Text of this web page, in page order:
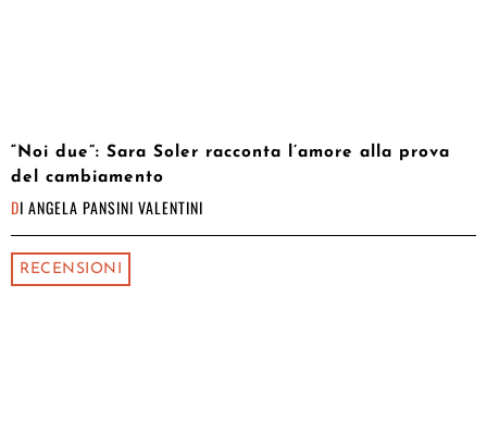
“Noi due”: Sara Soler racconta l’amore alla prova
del cambiamento
DI ANGELA PANSINI VALENTINI
RECENSIONI